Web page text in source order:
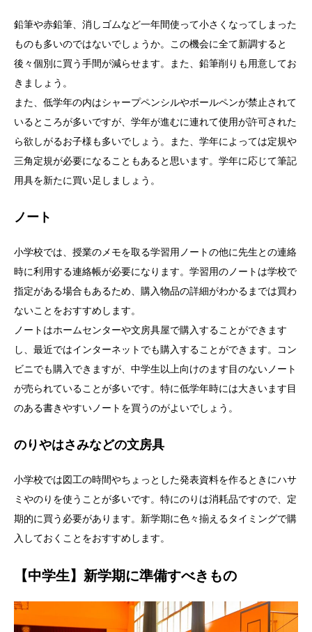
鉛筆や赤鉛筆、消しゴムなど一年間使って小さくなってしまった
ものも多いのではないでしょうか。この機会に全て新調すると
後々個別に買う手間が減らせます。また、鉛筆削りも用意してお
きましょう。
また、低学年の内はシャープペンシルやボールペンが禁止されて
いるところが多いですが、学年が進むに連れて使用が許可された
ら欲しがるお子様も多いでしょう。また、学年によっては定規や
三角定規が必要になることもあると思います。学年に応じて筆記
用具を新たに買い足しましょう。
ノート
小学校では、授業のメモを取る学習用ノートの他に先生との連絡
時に利用する連絡帳が必要になります。学習用のノートは学校で
指定がある場合もあるため、購入物品の詳細がわかるまでは買わ
ないことをおすすめします。
ノートはホームセンターや文房具屋で購入することができます
し、最近ではインターネットでも購入することができます。コン
ビニでも購入できますが、中学生以上向けのます目のないノート
が売られていることが多いです。特に低学年時には大きいます目
のある書きやすいノートを買うのがよいでしょう。
のりやはさみなどの文房具
小学校では図工の時間やちょっとした発表資料を作るときにハサ
ミやのりを使うことが多いです。特にのりは消耗品ですので、定
期的に買う必要があります。新学期に色々揃えるタイミングで購
入しておくことをおすすめします。
【中学生】新学期に準備すべきもの